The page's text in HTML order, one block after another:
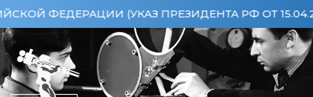
(УКАЗ ПРЕЗИДЕНТА РФ ОТ 15.04.2013